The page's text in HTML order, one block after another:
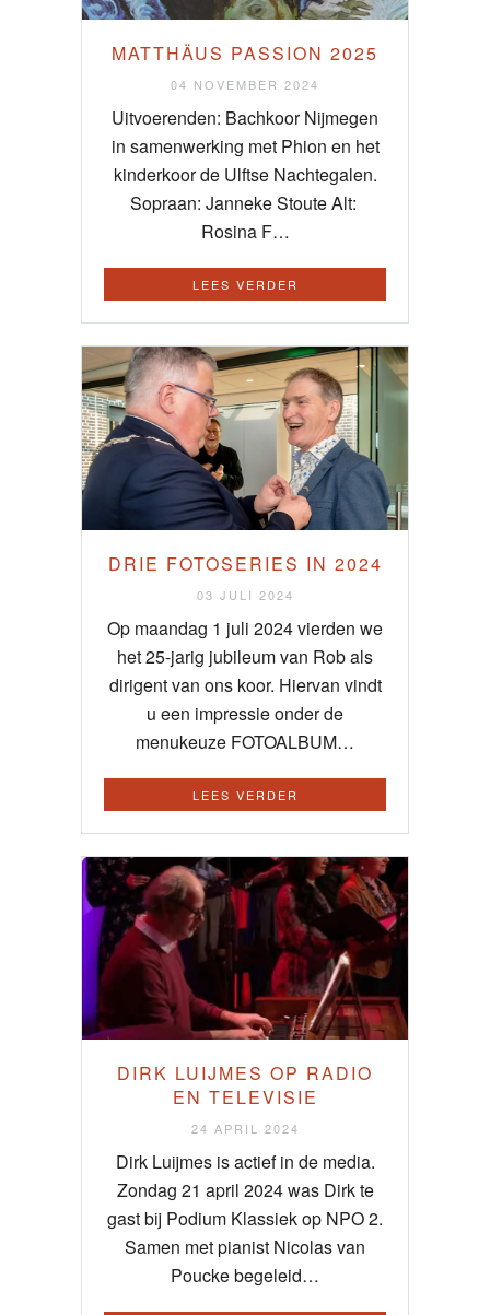
MATTHÄUS PASSION 2025
04 NOVEMBER 2024
Uitvoerenden: Bachkoor Nijmegen
in samenwerking met Phion en het
kinderkoor de Ulftse Nachtegalen.
Sopraan: Janneke Stoute Alt:
Rosina F…
LEES VERDER
DRIE FOTOSERIES IN 2024
03 JULI 2024
Op maandag 1 juli 2024 vierden we
het 25-jarig jubileum van Rob als
dirigent van ons koor. Hiervan vindt
u een impressie onder de
menukeuze FOTOALBUM…
LEES VERDER
DIRK LUIJMES OP RADIO
EN TELEVISIE
24 APRIL 2024
Dirk Luijmes is actief in de media.
Zondag 21 april 2024 was Dirk te
gast bij Podium Klassiek op NPO 2.
Samen met pianist Nicolas van
Poucke begeleid…